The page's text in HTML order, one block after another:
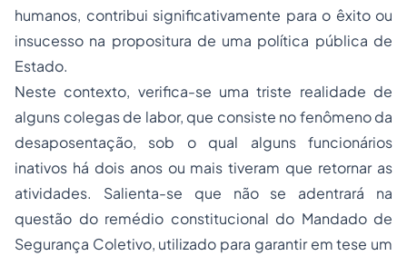
humanos, contribui significativamente para o êxito ou
insucesso na propositura de uma política pública de
Estado.
Neste contexto, verifica-se uma triste realidade de
alguns colegas de labor, que consiste no fenômeno da
desaposentação, sob o qual alguns funcionários
inativos há dois anos ou mais tiveram que retornar as
atividades. Salienta-se que não se adentrará na
questão do remédio constitucional do Mandado de
Segurança Coletivo, utilizado para garantir em tese um